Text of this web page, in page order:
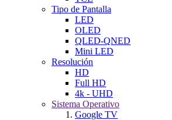
Tipo de Pantalla
LED
OLED
QLED-QNED
Mini LED
Resolución
HD
Full HD
4k - UHD
Sistema Operativo
Google TV